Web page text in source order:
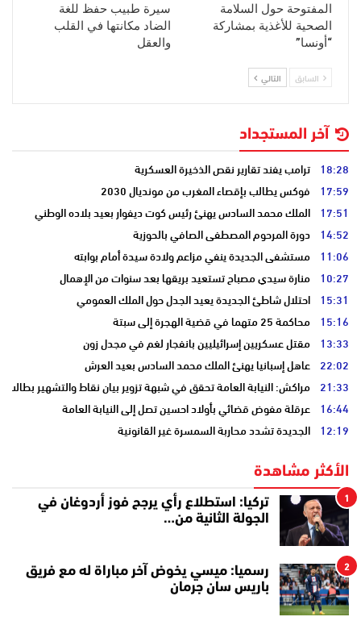
المفتوحة حول السلامة
الصحية للأغذية بمشاركة
“أونسا”
سيرة طبيب حفظ للغة
الضاد مكانتها في القلب
والعقل
السابق التالي
آخر المستجداد
18:28 ترامب يفند تقارير نقص الذخيرة العسكرية
17:59 فوكس يطالب بإقصاء المغرب من مونديال 2030
17:51 الملك محمد السادس يهنئ رئيس كوت ديفوار بعيد بلاده الوطني
14:52 دورة المرحوم المصطفى الصافي بالحوزية
11:06 مستشفى الجديدة ينفي مزاعم ولادة سيدة أمام بوابته
10:27 منارة سيدي مصباح تستعيد بريقها بعد سنوات من الإهمال
15:31 احتلال شاطئ الجديدة يعيد الجدل حول الملك العمومي
15:16 محاكمة 25 متهما في قضية الهجرة إلى سبتة
13:33 مقتل عسكريين إسرائيليين بانفجار لغم في مجدل زون
22:02 عاهل إسبانيا يهنئ الملك محمد السادس بعيد العرش
21:33 مراكش: النيابة العامة تحقق في شبهة تزوير بيان نقاط والتشهير بطالب
16:44 عرقلة مفوض قضائي بأولاد احسين تصل إلى النيابة العامة
12:19 الجديدة تشدد محاربة السمسرة غير القانونية
الأكثر مشاهدة
1
تركيا: استطلاع رأي يرجح فوز أردوغان في
الجولة الثانية من…
2
رسميا: ميسي يخوض آخر مباراة له مع فريق
باريس سان جرمان